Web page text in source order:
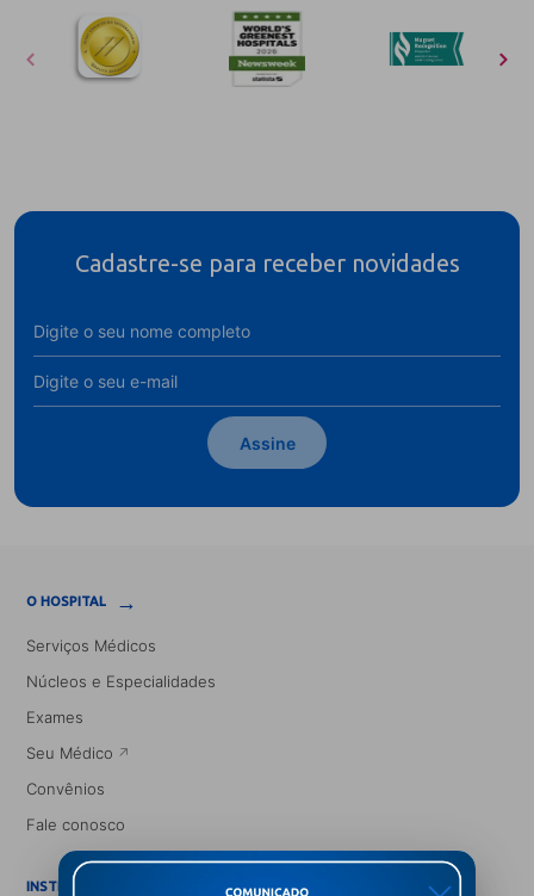
Cadastre-se para receber novidades
Assine
O HOSPITAL →
Serviços Médicos
Núcleos e Especialidades
Exames
Seu Médico
Convênios
Fale conosco
INSTITUCIONAL